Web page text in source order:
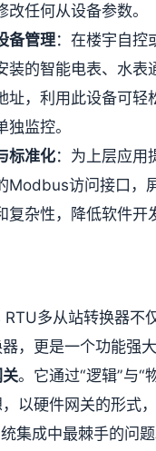
改任何从设备参数。
备管理​：在楼宇自控
装的智能电表、水表
址，利用此设备可轻
监控。
标准化​：为上层应用
Modbus访问接口，
复杂性，降低软件开
多从站转换器不
，更是一个功能强
。它通过“逻辑”与“
以硬件网关的形式
集成中最棘手的问